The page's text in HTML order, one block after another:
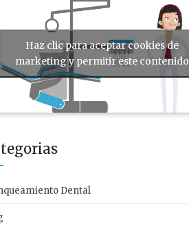
Haz clic para aceptar cookies de
marketing y permitir este contenido
Dental